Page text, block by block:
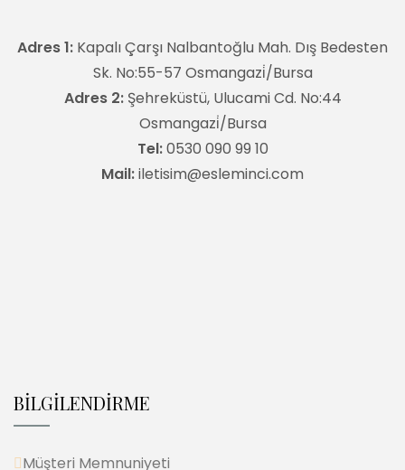
Adres 1: Kapalı Çarşı Nalbantoğlu Mah. Dış Bedesten
Sk. No:55-57 Osmangazi̇/Bursa
Adres 2:Şehreküstü, Ulucami Cd. No:44
Osmangazi̇/Bursa
Tel:0530 090 99 10
Mail:iletisim@esleminci.com
BİLGİLENDİRME
Müşteri Memnuniyeti